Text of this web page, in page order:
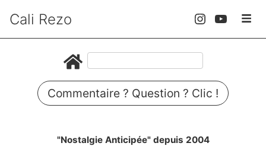
Cali Rezo
Commentaire ? Question ? Clic !
"Nostalgie Anticipée" depuis 2004